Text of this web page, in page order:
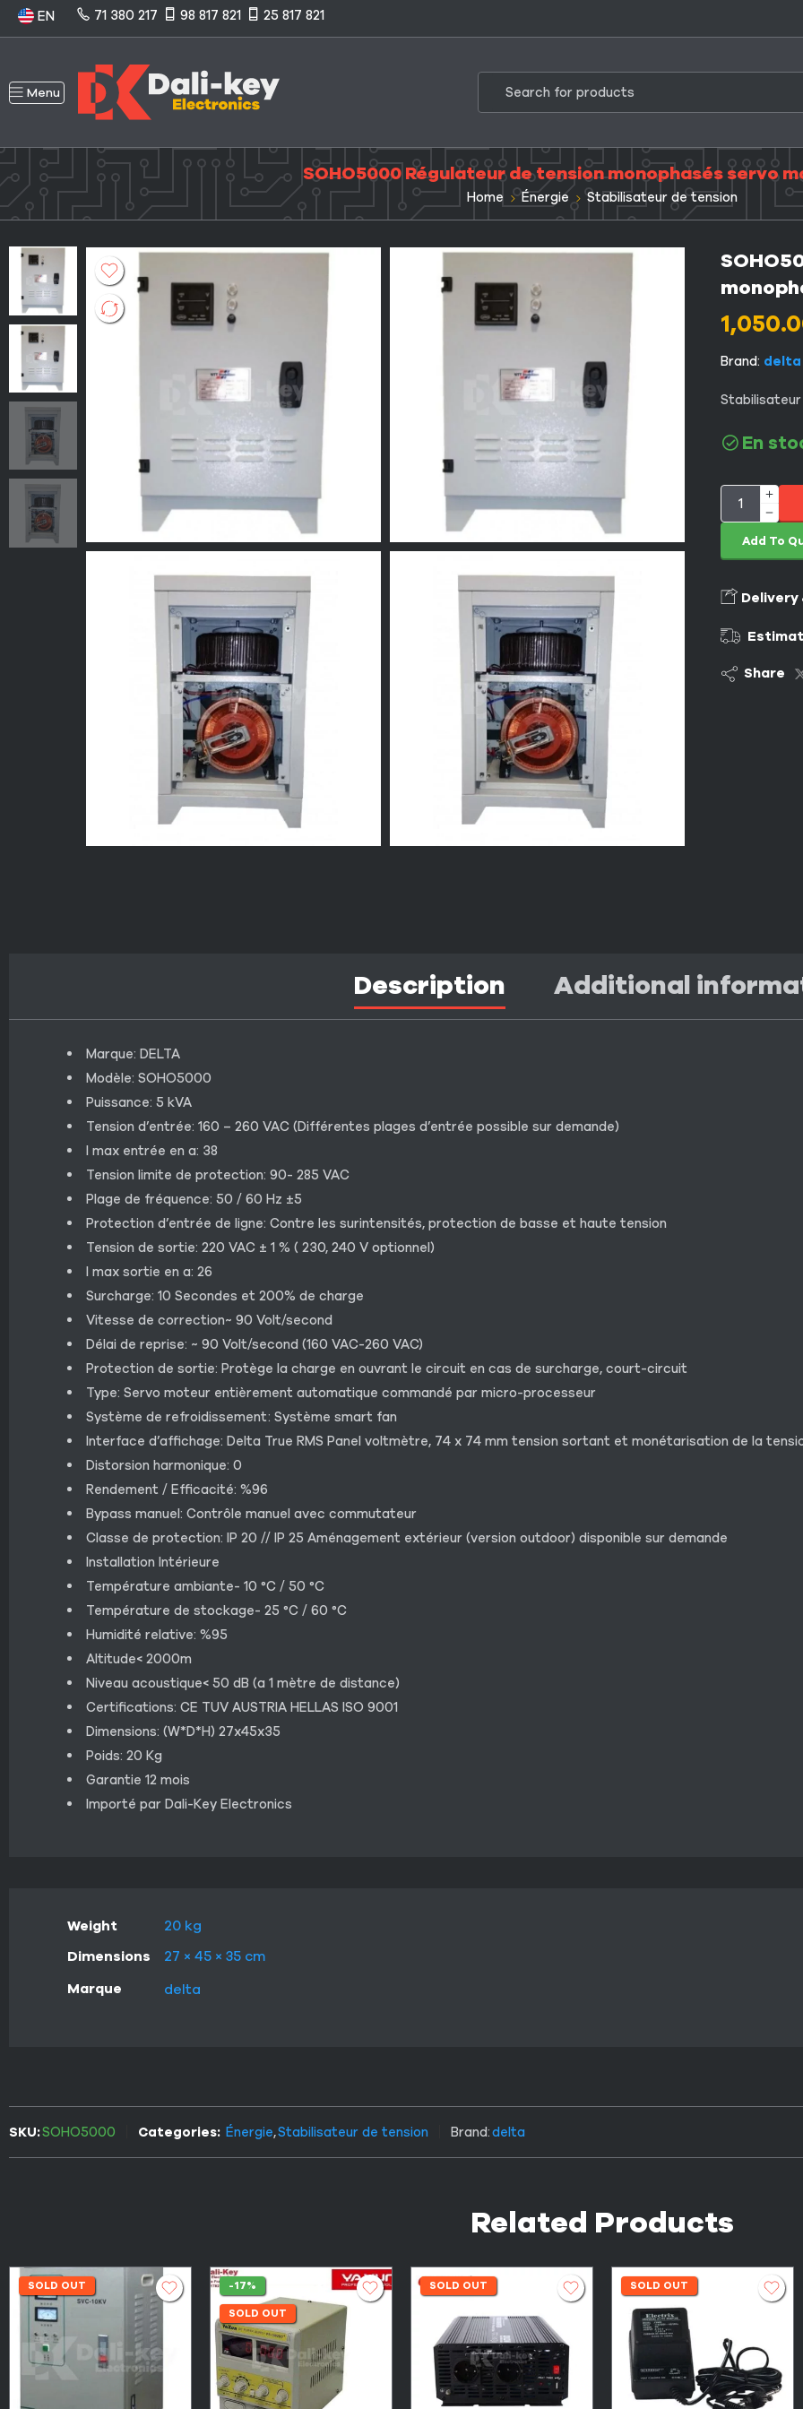
EN 71 380 217 98 817 821 25 817 821
Menu
SOHO5000 Régulateur de tension monophasés servo
Home Énergie Stabilisateur de tension
Brand: delta
En
Add To
Delivery
Share
Description Additional
Marque: DELTA
Modèle: SOHO5000
Puissance: 5 kVA
Tension d’entrée: 160 – 260 VAC (Différentes plages d’entrée possible sur demande)
I max entrée en a: 38
Tension limite de protection: 90- 285 VAC
Plage de fréquence: 50 / 60 Hz ±5
Protection d’entrée de ligne: Contre les surintensités, protection de basse et haute tension
Tension de sortie: 220 VAC ± 1 % ( 230, 240 V optionnel)
I max sortie en a: 26
Surcharge: 10 Secondes et 200% de charge
Vitesse de correction~ 90 Volt/second
Délai de reprise: ~ 90 Volt/second (160 VAC-260 VAC)
Protection de sortie: Protège la charge en ouvrant le circuit en cas de surcharge, court-circuit
Type: Servo moteur entièrement automatique commandé par micro-processeur
Système de refroidissement: Système smart fan
Interface d’affichage: Delta True RMS Panel voltmètre, 74 x 74 mm tension sortant et monétarisation de la
Distorsion harmonique: 0
Rendement / Efficacité: %96
Bypass manuel: Contrôle manuel avec commutateur
Classe de protection: IP 20 // IP 25 Aménagement extérieur (version outdoor) disponible sur demande
Installation Intérieure
Température ambiante- 10 °C / 50 °C
Température de stockage- 25 °C / 60 °C
Humidité relative: %95
Altitude< 2000m
Niveau acoustique< 50 dB (a 1 mètre de distance)
Certifications: CE TUV AUSTRIA HELLAS ISO 9001
Dimensions: (W*D*H) 27x45x35
Poids: 20 Kg
Garantie 12 mois
Importé par Dali-Key Electronics
Weight
20 kg
Dimensions
27 × 45 × 35 cm
Marque
delta
SKU:SOHO5000 Categories: Énergie,Stabilisateur de tension Brand:delta
Related Products
SOLD OUT
-17%
SOLD OUT
SOLD OUT SOLD OUT